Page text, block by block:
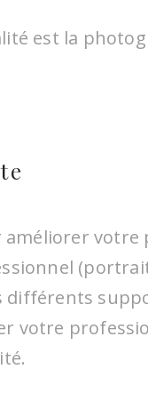
est la
améliorer votre
différents
votre